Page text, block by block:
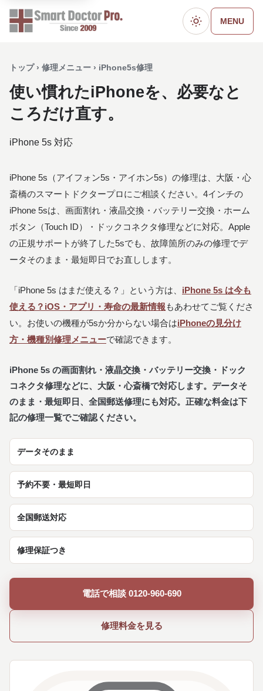
ダークモード
MENU
トップ › 修理メニュー › iPhone5s修理
使い慣れたiPhoneを、必要なと
ころだけ直す。
iPhone 5s 対応
iPhone 5s（アイフォン5s・アイホン5s）の修理は、大阪・心
斎橋のスマートドクタープロにご相談ください。4インチの
iPhone 5sは、画面割れ・液晶交換・バッテリー交換・ホーム
ボタン（Touch ID）・ドックコネクタ修理などに対応。Apple
の正規サポートが終了した5sでも、故障箇所のみの修理でデ
ータそのまま・最短即日でお直しします。
「iPhone 5s はまだ使える？」という方は、 iPhone 5s は今も
使える？iOS・アプリ・寿命の最新情報 もあわせてご覧くださ
い。お使いの機種が5sか分からない場合はiPhoneの見分け
方・機種別修理メニューで確認できます。
iPhone 5s の画面割れ・液晶交換・バッテリー交換・ドック
コネクタ修理などに、大阪・心斎橋で対応します。データそ
のまま・最短即日、全国郵送修理にも対応。正確な料金は下
記の修理一覧でご確認ください。
データそのまま
予約不要・最短即日
全国郵送対応
修理保証つき
電話で相談 0120-960-690
修理料金を見る